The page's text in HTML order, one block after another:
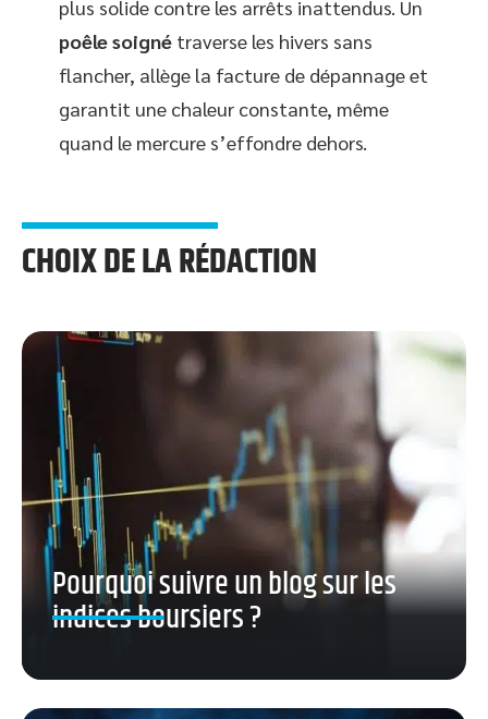
plus solide contre les arrêts inattendus. Un
poêle soigné traverse les hivers sans
flancher, allège la facture de dépannage et
garantit une chaleur constante, même
quand le mercure s’effondre dehors.
CHOIX DE LA RÉDACTION
Pourquoi suivre un blog sur les
indices boursiers ?